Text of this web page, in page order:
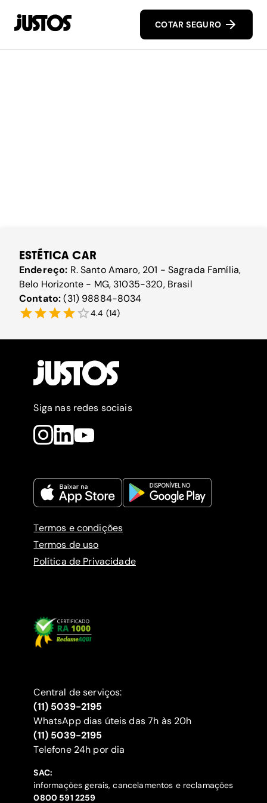
COTAR SEGURO
ESTÉTICA CAR
Endereço: R. Santo Amaro, 201 - Sagrada Família,
Belo Horizonte - MG, 31035-320, Brasil
Contato:(31) 98884-8034
4.4 (14)
Siga nas redes sociais
Termos e condições
Termos de uso
Política de Privacidade
Central de serviços:
(11) 5039-2195
WhatsApp dias úteis das 7h às 20h
(11) 5039-2195
‍Telefone 24h por dia
SAC:
informações gerais, cancelamentos e reclamações
‍0800 591 2259